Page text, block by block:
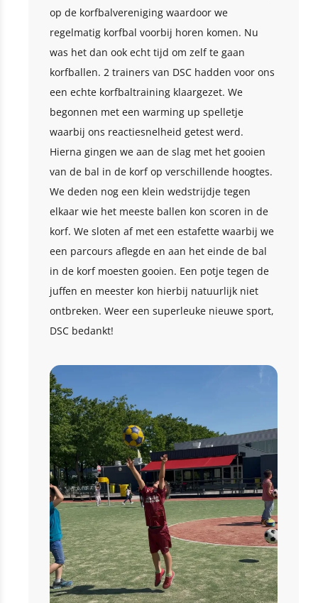
op de korfbalvereniging waardoor we
regelmatig korfbal voorbij horen komen. Nu
was het dan ook echt tijd om zelf te gaan
korfballen. 2 trainers van DSC hadden voor ons
een echte korfbaltraining klaargezet. We
begonnen met een warming up spelletje
waarbij ons reactiesnelheid getest werd.
Hierna gingen we aan de slag met het gooien
van de bal in de korf op verschillende hoogtes.
We deden nog een klein wedstrijdje tegen
elkaar wie het meeste ballen kon scoren in de
korf. We sloten af met een estafette waarbij we
een parcours aflegde en aan het einde de bal
in de korf moesten gooien. Een potje tegen de
juffen en meester kon hierbij natuurlijk niet
ontbreken. Weer een superleuke nieuwe sport,
DSC bedankt!